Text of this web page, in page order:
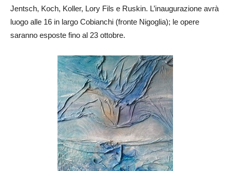
Jentsch, Koch, Koller, Lory Fils e Ruskin. L’inaugurazione avrà
luogo alle 16 in largo Cobianchi (fronte Nigoglia); le opere
saranno esposte fino al 23 ottobre.